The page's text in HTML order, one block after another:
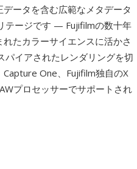
ータを含む広範なメタデータ
テージです — Fujifilmの数十年
たカラーサイエンスに活かさ
パイアされたレンダリングを切
Capture One、Fujifilm独自のX
プロセッサーでサポートされ